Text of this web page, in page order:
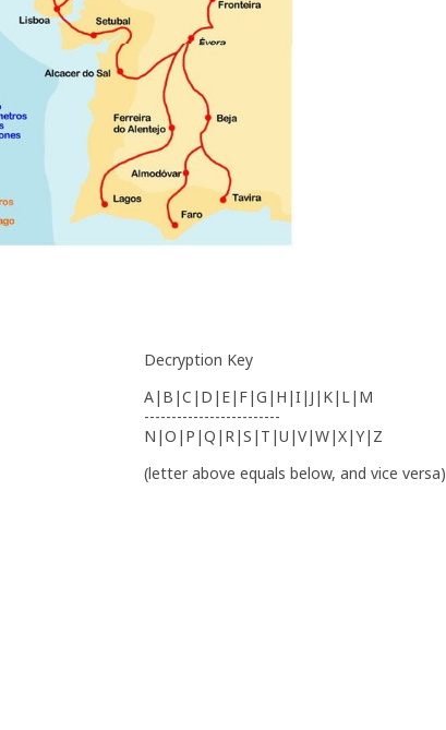
Decryption Key
A|B|C|D|E|F|G|H|I|J|K|L|M
-------------------------
N|O|P|Q|R|S|T|U|V|W|X|Y|Z
(letter above equals below, and vice versa)